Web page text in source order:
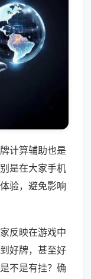
计算辅助也是
是在大家手机
验，避免影响
反映在游戏中
好牌，甚至好
不是有挂？确